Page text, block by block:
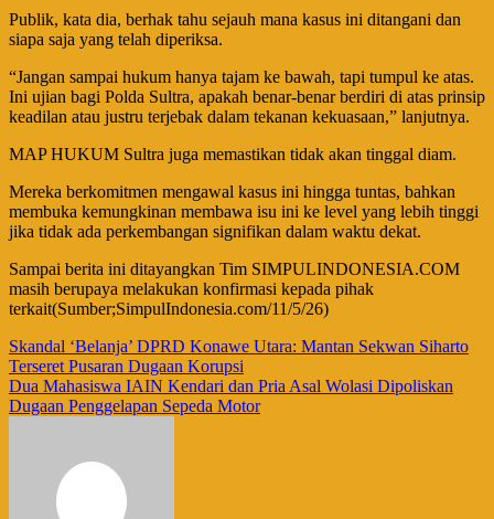
Publik, kata dia, berhak tahu sejauh mana kasus ini ditangani dan
siapa saja yang telah diperiksa.
“Jangan sampai hukum hanya tajam ke bawah, tapi tumpul ke atas.
Ini ujian bagi Polda Sultra, apakah benar-benar berdiri di atas prinsip
keadilan atau justru terjebak dalam tekanan kekuasaan,” lanjutnya.
MAP HUKUM Sultra juga memastikan tidak akan tinggal diam.
Mereka berkomitmen mengawal kasus ini hingga tuntas, bahkan
membuka kemungkinan membawa isu ini ke level yang lebih tinggi
jika tidak ada perkembangan signifikan dalam waktu dekat.
Sampai berita ini ditayangkan Tim SIMPULINDONESIA.COM
masih berupaya melakukan konfirmasi kepada pihak
terkait(Sumber;SimpulIndonesia.com/11/5/26)
Navigasi
pos
Skandal ‘Belanja’ DPRD Konawe Utara: Mantan Sekwan Siharto
Terseret Pusaran Dugaan Korupsi
Dua Mahasiswa IAIN Kendari dan Pria Asal Wolasi Dipoliskan
Dugaan Penggelapan Sepeda Motor